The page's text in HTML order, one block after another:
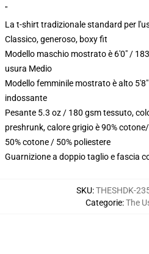
"
La t-shirt tradizionale standard per
Classico, generoso, boxy fit
Modello maschio mostrato è 6'0" /
usura Medio
Modello femminile mostrato è alto
indossante
Pesante 5.3 oz / 180 gsm tessuto,
preshrunk, calore grigio è 90%
50% cotone / 50% poliestere
Guarnizione a doppio taglio e fascia
SKU:THESHDK-
Categorie:The